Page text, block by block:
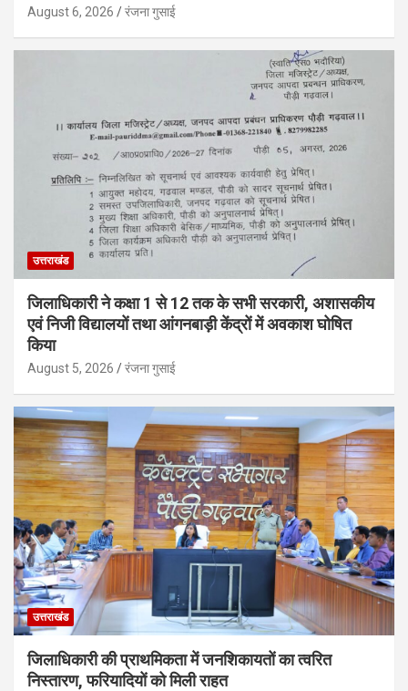
August 6, 2026 रंजना गुसाई
उत्तराखंड
जिलाधिकारी ने कक्षा 1 से 12 तक के सभी सरकारी, अशासकीय
एवं निजी विद्यालयों तथा आंगनबाड़ी केंद्रों में अवकाश घोषित
किया
August 5, 2026 रंजना गुसाई
उत्तराखंड
जिलाधिकारी की प्राथमिकता में जनशिकायतों का त्वरित
निस्तारण, फरियादियों को मिली राहत